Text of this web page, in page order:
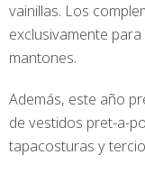
vainillas. Los
exclusivamente
mantones.
Además, este año
de vestidos pret-a-
tapacosturas y